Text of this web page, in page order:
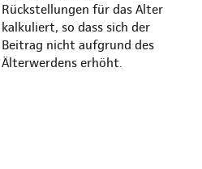
Rückstellungen für das Alter
kalkuliert, so dass sich der
Beitrag nicht aufgrund des
Älterwerdens erhöht.